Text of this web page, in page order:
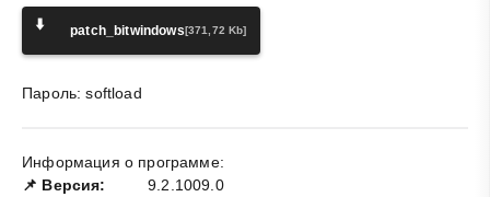
⬇️ patch_bitwindows[371,72 Kb]
Пароль: softload
Информация о программе:
📌 Версия:
9.2.1009.0